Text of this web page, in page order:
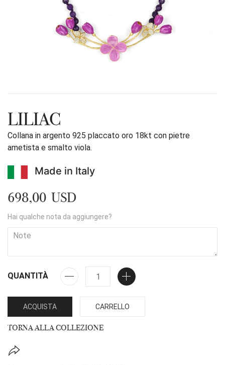
LILIAC
Collana in argento 925 placcato oro 18kt con pietre
ametista e smalto viola.
Made in Italy
698,00 USD
Hai qualche nota da aggiungere?
QUANTITÀ
ACQUISTA CARRELLO
TORNA ALLA COLLEZIONE